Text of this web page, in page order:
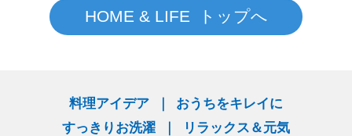
HOME & LIFE トップへ
料理アイデア
おうちをキレイに
すっきりお洗濯
リラックス＆元気